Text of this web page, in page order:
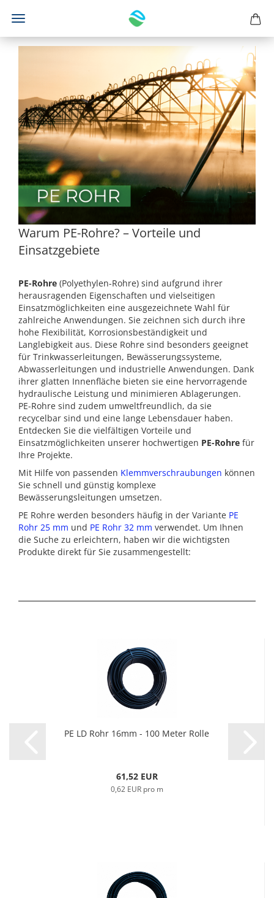
Warum PE-Rohre? – Vorteile und
Einsatzgebiete
PE-Rohre (Polyethylen-Rohre) sind aufgrund ihrer
herausragenden Eigenschaften und vielseitigen
Einsatzmöglichkeiten eine ausgezeichnete Wahl für
zahlreiche Anwendungen. Sie zeichnen sich durch ihre
hohe Flexibilität, Korrosionsbeständigkeit und
Langlebigkeit aus. Diese Rohre sind besonders geeignet
für Trinkwasserleitungen, Bewässerungssysteme,
Abwasserleitungen und industrielle Anwendungen. Dank
ihrer glatten Innenfläche bieten sie eine hervorragende
hydraulische Leistung und minimieren Ablagerungen.
PE-Rohre sind zudem umweltfreundlich, da sie
recycelbar sind und eine lange Lebensdauer haben.
Entdecken Sie die vielfältigen Vorteile und
Einsatzmöglichkeiten unserer hochwertigen PE-Rohre für
Ihre Projekte.
Mit Hilfe von passenden Klemmverschraubungen können
Sie schnell und günstig komplexe
Bewässerungsleitungen umsetzen.
PE Rohre werden besonders häufig in der Variante PE
Rohr 25 mm und PE Rohr 32 mm verwendet. Um Ihnen
die Suche zu erleichtern, haben wir die wichtigsten
Produkte direkt für Sie zusammengestellt:
PE LD Rohr 16mm - 100 Meter Rolle
61,52 EUR
0,62 EUR pro m